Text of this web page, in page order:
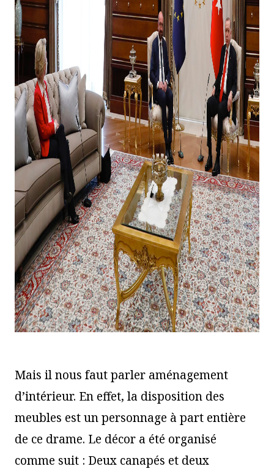
Mais il nous faut parler aménagement
d’intérieur. En effet, la disposition des
meubles est un personnage à part entière
de ce drame. Le décor a été organisé
comme suit : Deux canapés et deux